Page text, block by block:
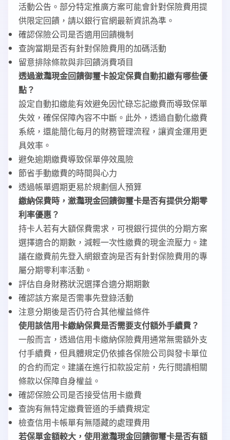
活動公告。部分特定推廣方案可能會針對保險費用提
供限定回饋，請以銀行官網最新資訊為準。
確認保險公司是否適用回饋機制
查詢當期是否有針對保險費用的加碼活動
留意排除條款與非回饋消費項目
透過瀲灩現金回饋御璽卡設定保費自動扣繳有哪些優
點？
設定自動扣繳能有效避免因忙碌忘記繳費而導致保單
失效，確保保障內容不中斷。此外，透過自動化繳費
系統，還能簡化每月的財務管理流程，讓資金運用更
具效率。
避免逾期繳費導致保單停效風險
節省手動繳費的時間與心力
透過帳單週期更易於規劃個人預算
繳納保費時，瀲灩現金回饋御璽卡是否有提供分期零
利率優惠？
持卡人若有大額保費需求，可視銀行提供的分期方案
選擇適合的期數，減輕一次性繳費的現金流壓力。建
議在繳費前先登入網銀查詢是否有針對保險費用的專
屬分期零利率活動。
評估自身財務狀況選擇合適分期期數
確認該方案是否需事先登錄活動
注意分期後是否仍符合其他權益條件
使用該信用卡繳納保費是否需要支付額外手續費？
一般而言，透過信用卡繳納保險費用通常無需額外支
付手續費，但具體規定仍依據各保險公司與發卡單位
的合約而定。建議在進行扣款設定前，先行閱讀相關
條款以保障自身權益。
確認保險公司是否接受信用卡繳費
查詢有無特定繳費管道的手續費規定
檢查信用卡帳單有無隱藏的處理費用
若保單金額較大，使用瀲灩現金回饋御璽卡是否有額